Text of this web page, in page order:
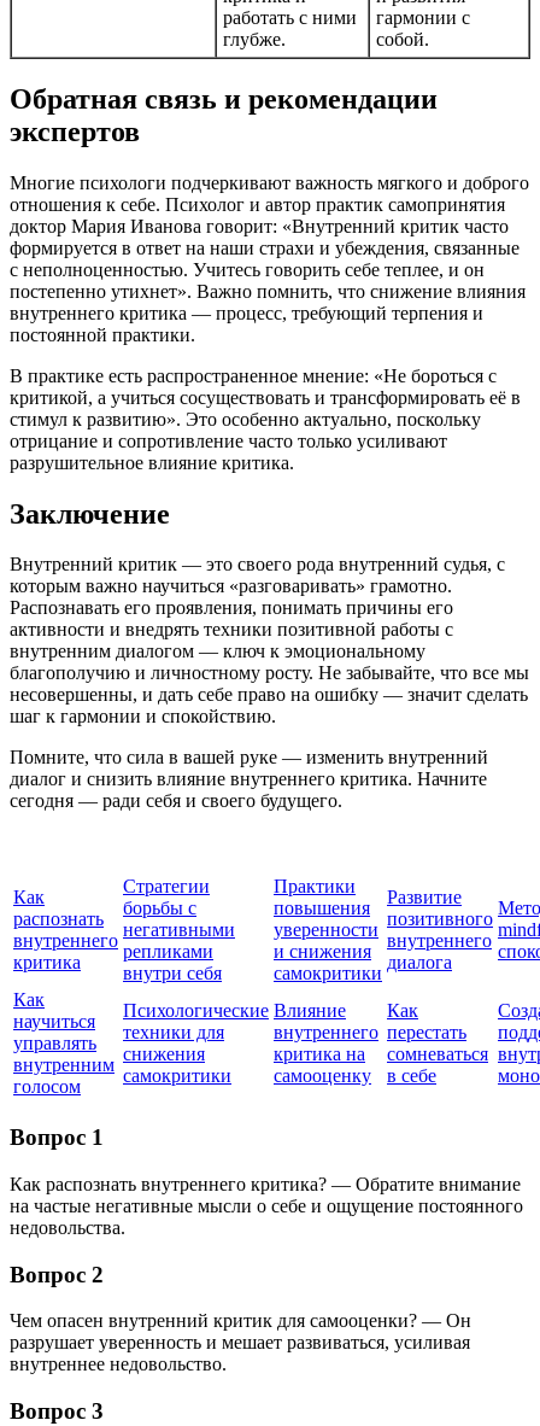
работать с ними
глубже.
гармонии с
собой.
Обратная связь и рекомендации
экспертов
Многие психологи подчеркивают важность мягкого и доброго
отношения к себе. Психолог и автор практик самопринятия
доктор Мария Иванова говорит: «Внутренний критик часто
формируется в ответ на наши страхи и убеждения, связанные
с неполноценностью. Учитесь говорить себе теплее, и он
постепенно утихнет». Важно помнить, что снижение влияния
внутреннего критика — процесс, требующий терпения и
постоянной практики.
В практике есть распространенное мнение: «Не бороться с
критикой, а учиться сосуществовать и трансформировать её в
стимул к развитию». Это особенно актуально, поскольку
отрицание и сопротивление часто только усиливают
разрушительное влияние критика.
Заключение
Внутренний критик — это своего рода внутренний судья, с
которым важно научиться «разговаривать» грамотно.
Распознавать его проявления, понимать причины его
активности и внедрять техники позитивной работы с
внутренним диалогом — ключ к эмоциональному
благополучию и личностному росту. Не забывайте, что все мы
несовершенны, и дать себе право на ошибку — значит сделать
шаг к гармонии и спокойствию.
Помните, что сила в вашей руке — изменить внутренний
диалог и снизить влияние внутреннего критика. Начните
сегодня — ради себя и своего будущего.
Как
распознать
внутреннего
критика
Стратегии
борьбы с
негативными
репликами
внутри себя
Практики
повышения
уверенности
и снижения
самокритики
Развитие
позитивного
внутреннего
диалога
Как
научиться
управлять
внутренним
голосом
Психологические
техники для
снижения
самокритики
Влияние
внутреннего
критика на
самооценку
Как
перестать
сомневаться
в себе
Вопрос 1
Как распознать внутреннего критика? — Обратите внимание
на частые негативные мысли о себе и ощущение постоянного
недовольства.
Вопрос 2
Чем опасен внутренний критик для самооценки? — Он
разрушает уверенность и мешает развиваться, усиливая
внутреннее недовольство.
Вопрос 3